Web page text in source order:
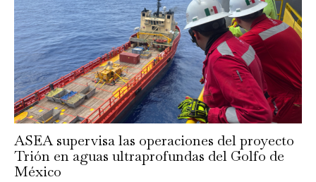
ASEA supervisa las operaciones del proyecto
Trión en aguas ultraprofundas del Golfo de
México